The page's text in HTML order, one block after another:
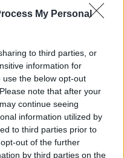
My Personal
to third parties, or
information for
the below opt-out
note that after your
continue seeing
information utilized by
to third parties prior to
out of the further
by third parties on the
στα 320,42
των δικαιούχων